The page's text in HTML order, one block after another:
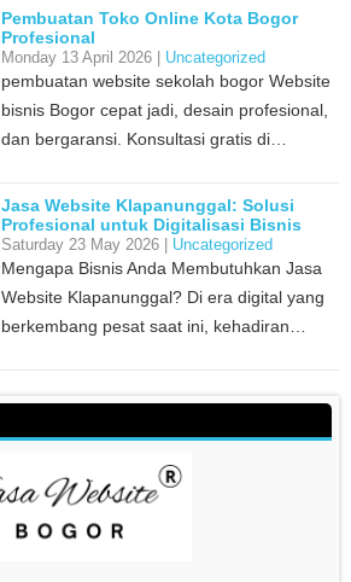
Pembuatan Toko Online Kota Bogor
Profesional
Monday 13 April 2026 | Uncategorized
pembuatan website sekolah bogor Website
bisnis Bogor cepat jadi, desain profesional,
dan bergaransi. Konsultasi gratis di…
Jasa Website Klapanunggal: Solusi
Profesional untuk Digitalisasi Bisnis
Anda
Saturday 23 May 2026 | Uncategorized
Mengapa Bisnis Anda Membutuhkan Jasa
Website Klapanunggal? Di era digital yang
berkembang pesat saat ini, kehadiran…